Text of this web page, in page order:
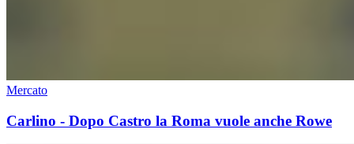
Mercato
Carlino - Dopo Castro la Roma vuole anche Rowe